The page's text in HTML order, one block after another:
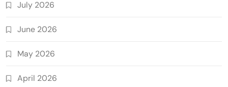
July 2026
June 2026
May 2026
April 2026